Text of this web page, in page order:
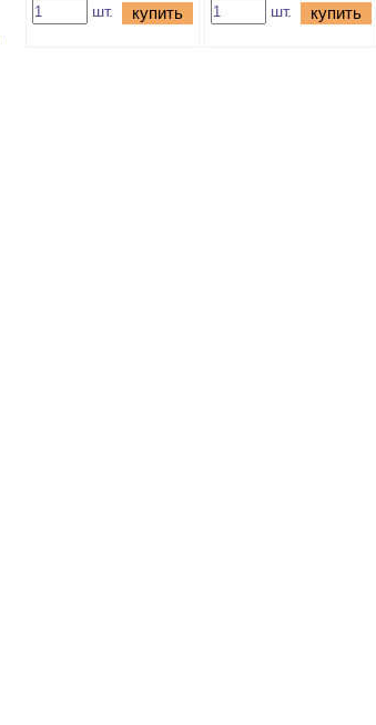
шт. купить шт. купить